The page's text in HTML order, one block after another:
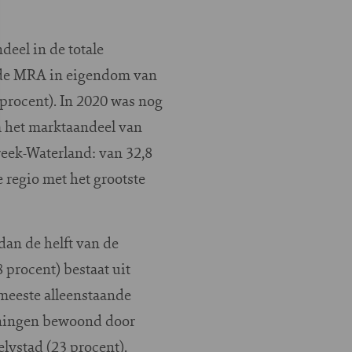
in de totale
MRA in eigendom van
In 2020 was nog
marktaandeel van
Waterland: van 32,8
met het grootste
de helft van de
procent) bestaat uit
alleenstaande
bewoond door
(23 procent).